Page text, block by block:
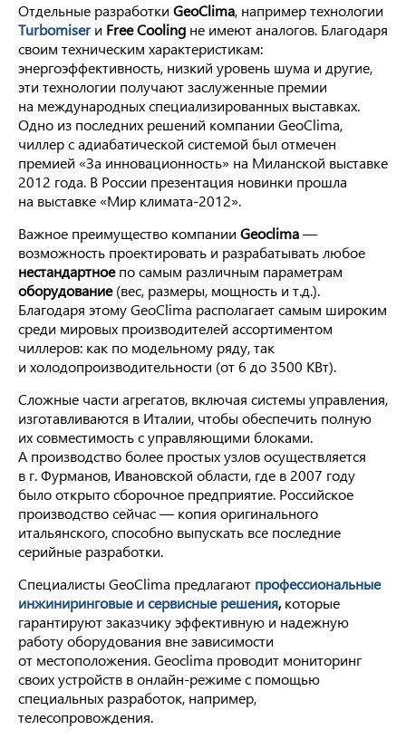
Отдельные разработки GeoClima, например технологии
Turbomiserи Free Cooling не имеют аналогов. Благодаря
своим техническим характеристикам:
энергоэффективность, низкий уровень шума и другие,
эти технологии получают заслуженные премии
на международных специализированных выставках.
Одно из последних решений компании GeoClima,
чиллер с адиабатической системой был отмечен
премией «За инновационность» на Миланской выставке
2012 года. В России презентация новинки прошла
на выставке «Мир климата-2012».
Важное преимущество компании Geoclima—
возможность проектировать и разрабатывать любое
нестандартноепо самым различным параметрам
оборудование(вес, размеры, мощность и т.д.).
Благодаря этому GeoClima располагает самым широким
среди мировых производителей ассортиментом
чиллеров: как по модельному ряду, так
и холодопроизводительности (от 6 до 3500 КВт).
Сложные части агрегатов, включая системы управления,
изготавливаются в Италии, чтобы обеспечить полную
их совместимость с управляющими блоками.
А производство более простых узлов осуществляется
в г. Фурманов, Ивановской области, где в 2007 году
было открыто сборочное предприятие. Российское
производство сейчас — копия оригинального
итальянского, способно выпускать все последние
серийные разработки.
Специалисты GeoClima предлагают профессиональные
инжиниринговые и сервисные решения,которые
гарантируют заказчику эффективную и надежную
работу оборудования вне зависимости
от местоположения. Geoclima проводит мониторинг
своих устройств в онлайн-режиме с помощью
специальных разработок, например,
телесопровождения.